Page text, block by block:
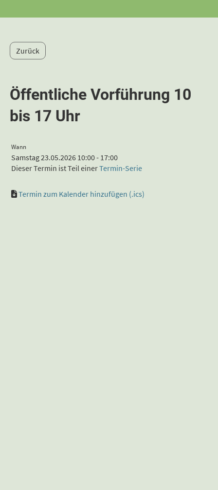
Zurück
Öffentliche Vorführung 10
bis 17 Uhr
Wann
Samstag 23.05.2026 10:00 - 17:00
Dieser Termin ist Teil einerTermin-Serie
Termin zum Kalender hinzufügen (.ics)